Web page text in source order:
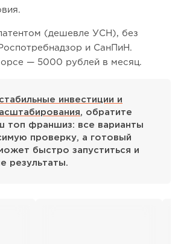
(дешевле УСН), без
и СанПиН.
— 5000 рублей в месяц.
стабильные инвестиции и
, обратите
топ франшиз: все варианты
проверку, а готовый
быстро запуститься и
результаты.